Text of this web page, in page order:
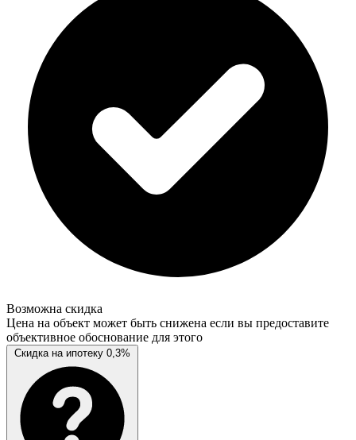
Возможна скидка
Цена на объект может быть снижена если вы предоставите
объективное обоснование для этого
Скидка на ипотеку 0,3%